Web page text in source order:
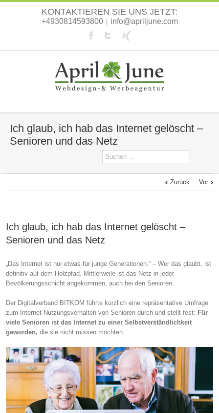
KONTAKTIEREN SIE UNS JETZT:
+4930814593800 info@apriljune.com
Ich glaub, ich hab das Internet gelöscht –
Senioren und das Netz
Zurück Vor
Ich glaub, ich hab das Internet gelöscht –
Senioren und das Netz
„Das Internet ist nur etwas für junge Generationen.“ – Wer das glaubt, ist
definitiv auf dem Holzpfad. Mittlerweile ist das Netz in jeder
Bevölkerungsschicht angekommen, auch bei den Senioren.
Der Digitalverband BITKOM führte kürzlich eine repräsentative Umfrage
zum Internet-Nutzungsverhalten von Senioren durch und stellt fest: Für
viele Senioren ist das Internet zu einer Selbstverständlichkeit
geworden, die sie nicht missen möchten.